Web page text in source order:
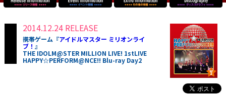
2014.12.24 RELEASE
携帯ゲーム『アイドルマスター ミリオンライ
ブ！ 』
THE IDOLM@STER MILLION LIVE! 1stLIVE
HAPPY☆PERFORM@NCE!! Blu-ray Day2